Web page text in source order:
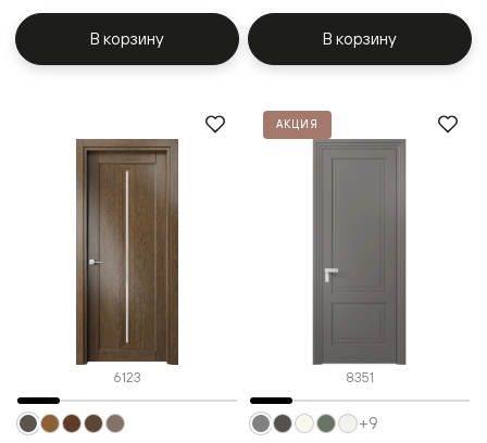
В корзину В корзину
6123
АКЦИЯ
8351
+9